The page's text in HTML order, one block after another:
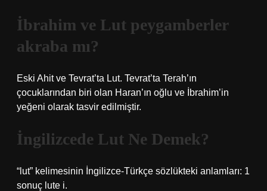
İbrahim ve Lut peygamberler
akraba mı?
Eski Ahit ve Tevrat’ta Lut. Tevrat’ta Terah’ın
çocuklarından biri olan Haran’ın oğlu ve İbrahim’in
yeğeni olarak tasvir edilmiştir.
İngilizcede Lut Ne Demek?
“lut” kelimesinin İngilizce-Türkçe sözlükteki anlamları: 1
sonuç lute i.